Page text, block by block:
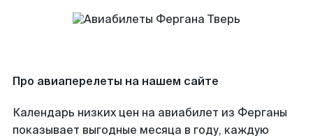
Про авиаперелеты на нашем сайте
Календарь низких цен на авиабилет из Ферганы
показывает выгодные месяца в году, каждую